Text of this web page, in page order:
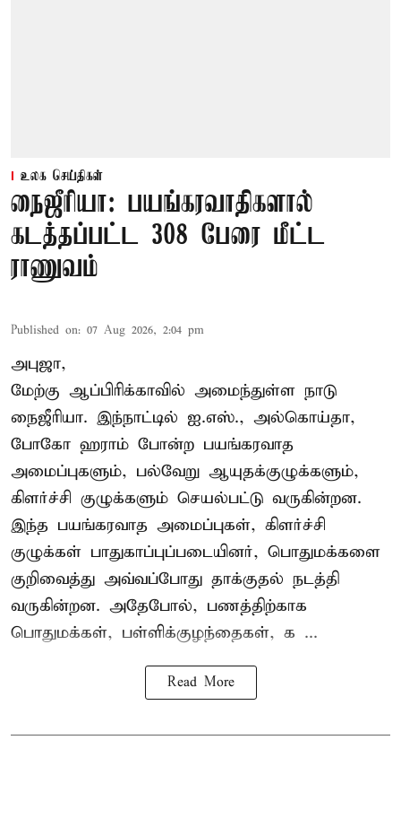
உலக செய்திகள்
நைஜீரியா: பயங்கரவாதிகளால்
கடத்தப்பட்ட 308 பேரை மீட்ட
ராணுவம்
Published on: 07 Aug 2026, 2:04 pm
அபுஜா,
மேற்கு ஆப்பிரிக்காவில் அமைந்துள்ள நாடு
நைஜீரியா. இந்நாட்டில் ஐ.எஸ்., அல்கொய்தா,
போகோ ஹராம் போன்ற பயங்கரவாத
அமைப்புகளும், பல்வேறு ஆயுதக்குழுக்களும்,
கிளர்ச்சி குழுக்களும் செயல்பட்டு வருகின்றன.
இந்த பயங்கரவாத அமைப்புகள், கிளர்ச்சி
குழுக்கள் பாதுகாப்புப்படையினர், பொதுமக்களை
குறிவைத்து அவ்வப்போது தாக்குதல் நடத்தி
வருகின்றன. அதேபோல், பணத்திற்காக
பொதுமக்கள், பள்ளிக்குழந்தைகள், க ...
Read More